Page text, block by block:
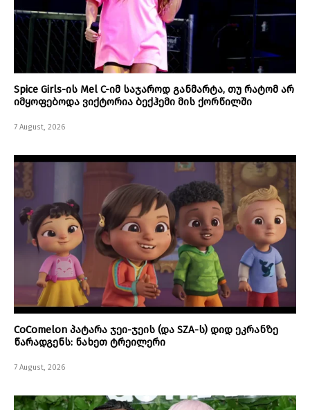
Spice Girls-ის Mel C-იმ საჯაროდ განმარტა, თუ რატომ არ
იმყოფებოდა ვიქტორია ბექჰემი მის ქორწილში
7 August, 2026
CoComelon პატარა ჯეი-ჯეის (და SZA-ს) დიდ ეკრანზე
წარადგენს: ნახეთ ტრეილერი
7 August, 2026